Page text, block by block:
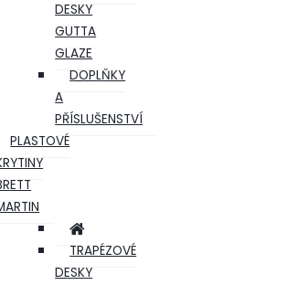
DESKY
GUTTA
GLAZE
DOPLŇKY
A
PŘÍSLUŠENSTVÍ
PLASTOVÉ
TRAPÉZOVÉ
DESKY